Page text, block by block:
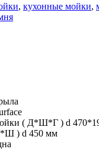
, кухонные мойки,
( Д*Ш*Г ) d
) d 450 мм